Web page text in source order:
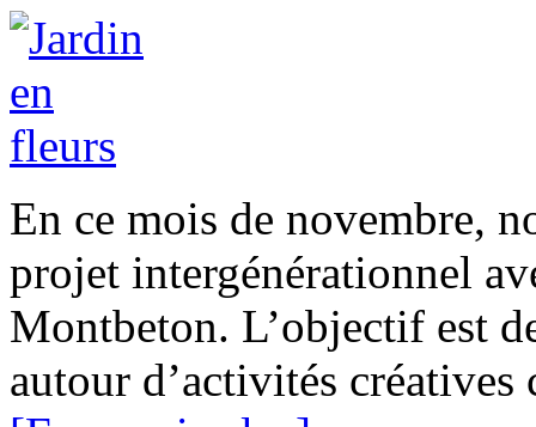
En ce mois de novembre,
projet intergénérationnel
Montbeton. L’objectif est
autour d’activités